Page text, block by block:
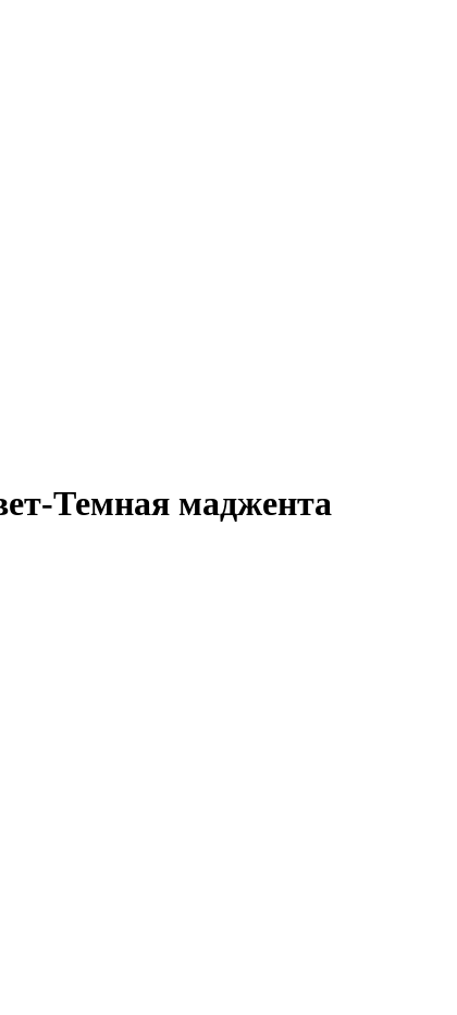
Темная маджента